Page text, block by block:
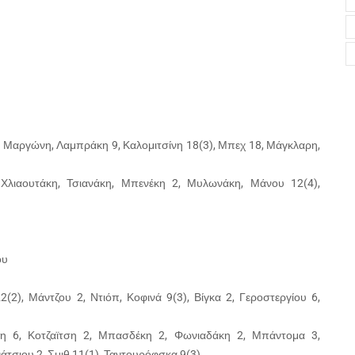
Μαργώνη, Λαμπράκη 9, Καλομιτσίνη 18(3), Μπεχ 18, Μάγκλαρη,
Τσιανάκη, Μπενέκη 2, Μυλωνάκη, Μάνου 12(4),
Μάντζου 2, Ντιόπ, Κοφινά 9(3), Βίγκα 2, Γεροστεργίου 6,
6, Κοτζαϊτση 2, Μπασδέκη 2, Φωνιαδάκη 2, Μπάντομα 3,